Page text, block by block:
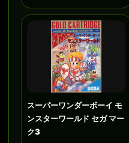
スーパーワンダーボーイ モ
ンスターワールド セガ マー
ク3